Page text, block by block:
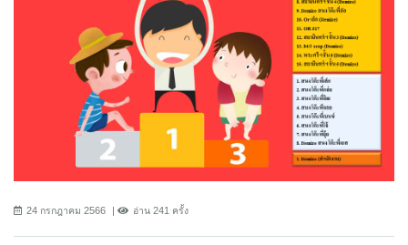
24 กรกฎาคม 2566 อ่าน 241 ครั้ง